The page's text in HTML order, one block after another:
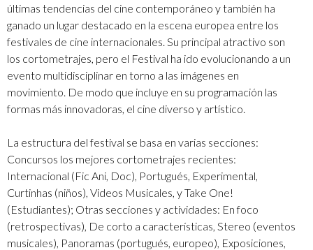
últimas tendencias del cine contemporáneo y también ha
ganado un lugar destacado en la escena europea entre los
festivales de cine internacionales. Su principal atractivo son
los cortometrajes, pero el Festival ha ido evolucionando a un
evento multidisciplinar en torno a las imágenes en
movimiento. De modo que incluye en su programación las
formas más innovadoras, el cine diverso y artístico.
La estructura del festival se basa en varias secciones:
Concursos los mejores cortometrajes recientes:
Internacional (Fic Ani, Doc), Portugués, Experimental,
Curtinhas (niños), Videos Musicales, y Take One!
(Estudiantes); Otras secciones y actividades: En foco
(retrospectivas), De corto a características, Stereo (eventos
musicales), Panoramas (portugués, europeo), Exposiciones,